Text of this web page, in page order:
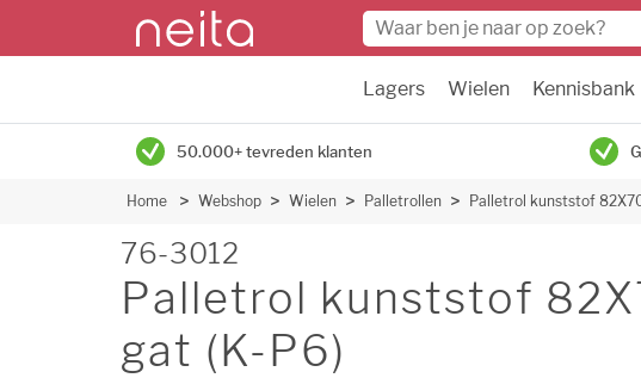
Lagers Wielen Kennisbank
50.000+ tevreden klanten
Home Webshop Wielen Palletrollen Palletrol kunststof
76-3012
Palletrol kunststof
gat (K-P6)